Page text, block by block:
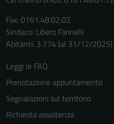
Fax: 0161.48.02.02
Sindaco: Libero Farinelli
Abitanti: 3.774 (al 31/12/2025)
Leggi le FAQ
Prenotazione appuntamento
Segnalazioni sul territorio
Richiesta assistenza